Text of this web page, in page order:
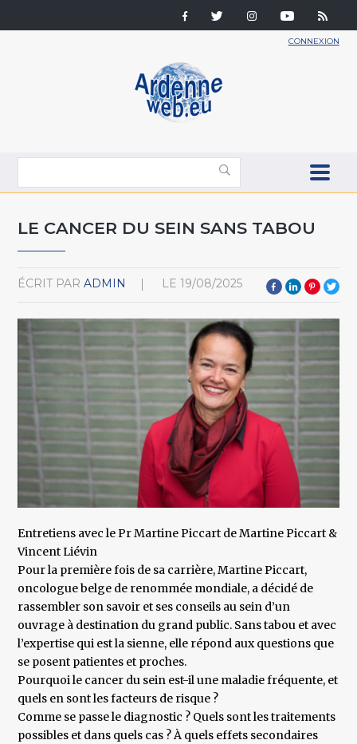
CONNEXION
LE CANCER DU SEIN SANS TABOU
ÉCRIT PAR ADMIN LE 19/08/2025
Entretiens avec le Pr Martine Piccart de Martine Piccart &
Vincent Liévin
Pour la première fois de sa carrière, Martine Piccart,
oncologue belge de renommée mondiale, a décidé de
rassembler son savoir et ses conseils au sein d’un
ouvrage à destination du grand public. Sans tabou et avec
l’expertise qui est la sienne, elle répond aux questions que
se posent patientes et proches.
Pourquoi le cancer du sein est-il une maladie fréquente, et
quels en sont les facteurs de risque ?
Comme se passe le diagnostic ? Quels sont les traitements
possibles et dans quels cas ? À quels effets secondaires